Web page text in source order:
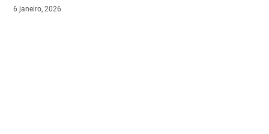
6 janeiro, 2026